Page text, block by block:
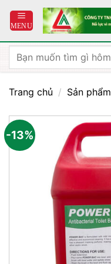
qua
dung
Tìm
kiếm:
Trang chủ / Sản phẩm
-13%